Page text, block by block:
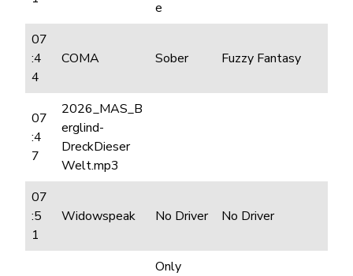
e
07
:4
4
COMA Sober Fuzzy Fantasy
07
:4
7
2026_MAS_B
erglind-
DreckDieser
Welt.mp3
07
:5
1
Widowspeak No Driver No Driver
Only